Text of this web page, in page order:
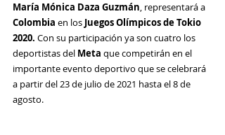
María Mónica Daza Guzmán, representará a
Colombia en los Juegos Olímpicos de Tokio
2020. Con su participación ya son cuatro los
deportistas del Meta que competirán en el
importante evento deportivo que se celebrará
a partir del 23 de julio de 2021 hasta el 8 de
agosto.